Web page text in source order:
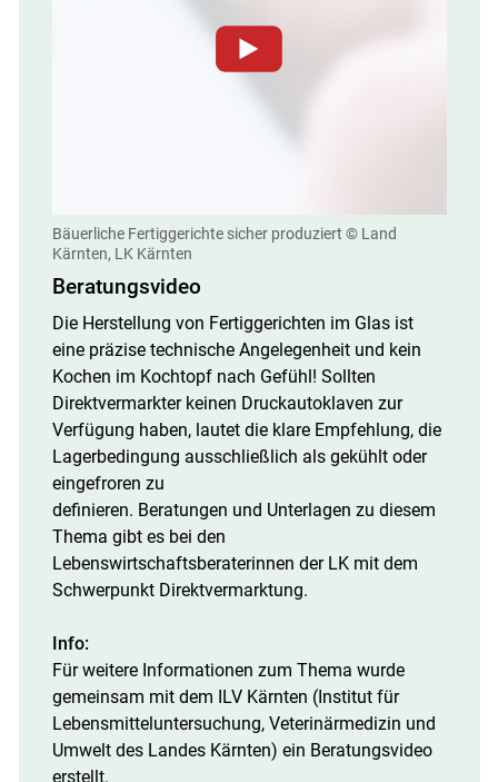
Einstellungen jederzeit einsehen und korrigieren
Akzeptieren
Cookies Einstellungen
Bäuerliche Fertiggerichte sicher produziert © Land
Kärnten, LK Kärnten
Beratungsvideo
Die Herstellung von Fertiggerichten im Glas ist
eine präzise technische Angelegenheit und kein
Kochen im Kochtopf nach Gefühl! Sollten
Direktvermarkter keinen Druckautoklaven zur
Verfügung haben, lautet die klare Empfehlung, die
Lager­bedingung ausschließlich als gekühlt oder
eingefroren zu
definieren. Beratungen und Unterlagen zu diesem
Thema gibt es bei den
Lebenswirtschaftsberaterinnen der LK mit dem
Schwerpunkt Direktvermarktung.
Info:
Für weitere Informationen zum Thema wurde
gemeinsam mit dem ILV Kärnten (Institut für
Lebensmitteluntersuchung, Veterinärmedizin und
Umwelt des Landes Kärnten) ein Beratungsvideo
erstellt.